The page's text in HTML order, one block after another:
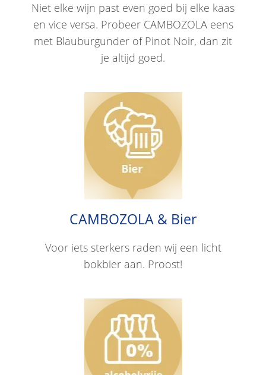
Niet elke wijn past even goed bij elke kaas
en vice versa. Probeer CAMBOZOLA eens
met Blauburgunder of Pinot Noir, dan zit
je altijd goed.
CAMBOZOLA & Bier
Voor iets sterkers raden wij een licht
bokbier aan. Proost!